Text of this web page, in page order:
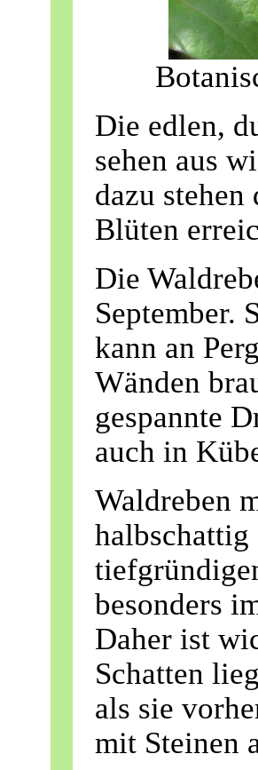
Die edlen,
sehen aus
dazu
Blüten
Die
September.
kann an
Wänden
gespannte
auch in
Waldreben
halbschattig
besonders
Daher ist
Schatten
als sie
mit Steinen